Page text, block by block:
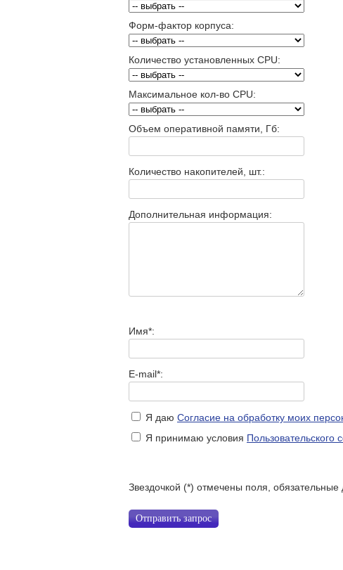
Форм-фактор корпуса:
Количество установленных CPU:
Максимальное кол-во CPU:
Объем оперативной памяти, Гб:
Количество накопителей, шт.:
Дополнительная информация:
Имя*:
E-mail*:
Я даю Согласие на обработку моих
Я принимаю условия Пользовательского
Звездочкой (*) отмечены поля, обязательные